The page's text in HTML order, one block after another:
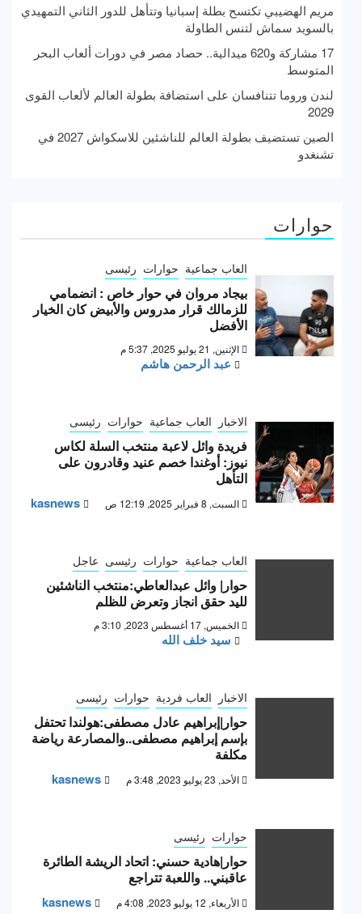
مريم الهضيبي تكتسح بطلة إسبانيا وتتأهل للدور الثاني التمهيدي
بالسويد سماش لتنس الطاولة
17 مشاركة و620 ميدالية.. حصاد مصر في دورات ألعاب البحر
المتوسط
لندن وروما تتنافسان على استضافة بطولة العالم لألعاب القوى
2029
الصين تستضيف بطولة العالم للناشئين للاسكواش 2027 في
تشنغدو
حوارات
العاب جماعية حوارات رئيسى
بيجاد مروان في حوار خاص : انضمامي
للزمالك قرار مدروس والأبيض كان الخيار
الأفضل
الإثنين, 21 يوليو 2025, 5:37 م
عبد الرحمن هاشم
الاخبار العاب جماعية حوارات رئيسى
فريدة وائل لاعبة منتخب السلة لكاس
نيوز: أوغندا خصم عنيد وقادرون على
التأهل
السبت, 8 فبراير 2025, 12:19 ص kasnews
العاب جماعية حوارات رئيسى عاجل
حوار| وائل عبدالعاطي:منتخب الناشئين
لليد حقق انجاز وتعرض للظلم
الخميس, 17 أغسطس 2023, 3:10 م
سيد خلف الله
الاخبار العاب فردية حوارات رئيسى
حوار|إبراهيم عادل مصطفى:هولندا تحتفل
بإسم إبراهيم مصطفى..والمصارعة رياضة
مكلفة
الأحد, 23 يوليو 2023, 3:48 م kasnews
حوارات رئيسى
حوار|هادية حسني: اتحاد الريشة الطائرة
عاقبني.. واللعبة تتراجع
الأربعاء, 12 يوليو 2023, 4:08 م kasnews